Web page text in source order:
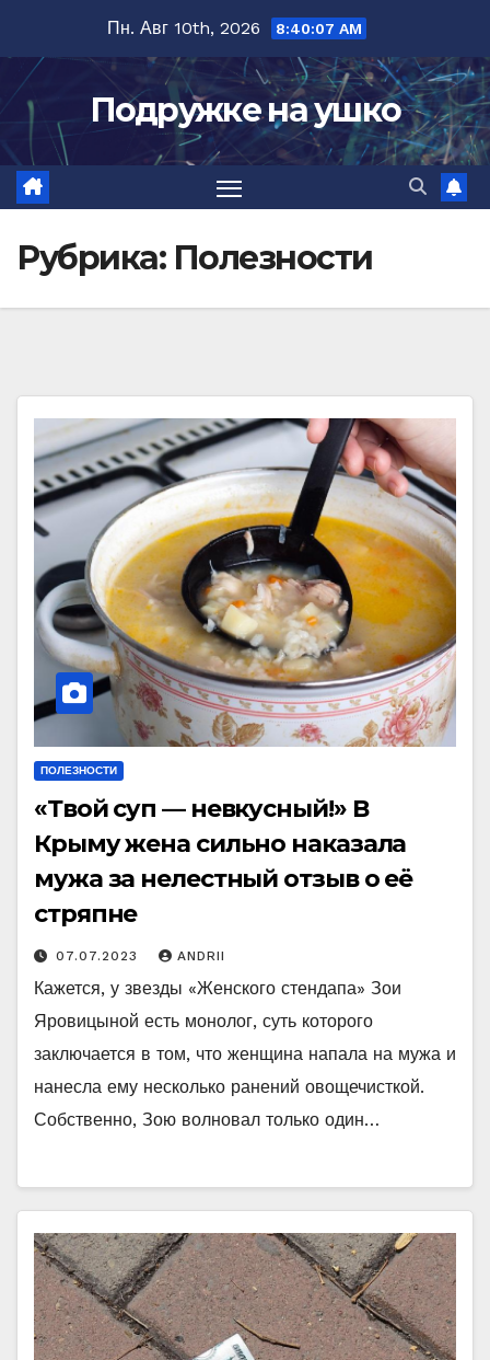
содержимому
Пн. Авг 10th, 2026 8:40:09 AM
Подружке на ушко
Рубрика: Полезности
ПОЛЕЗНОСТИ
«Твой суп — невкусный!» В
Крыму жена сильно наказала
мужа за нелестный отзыв о её
стряпне
07.07.2023 ANDRII
Кажется, у звезды «Женского стендапа» Зои
Яровицыной есть монолог, суть которого
заключается в том, что женщина напала на мужа и
нанесла ему несколько ранений овощечисткой.
Собственно, Зою волновал только один…